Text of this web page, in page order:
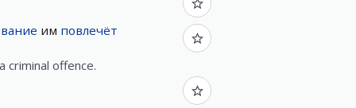
им повлечёт
criminal offence.